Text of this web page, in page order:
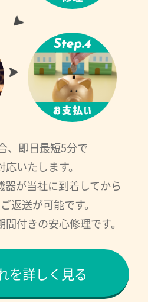
、即日最短5分で
いたします。
器が当社に到着してから
返送が可能です。
付きの安心修理です。
を詳しく見る